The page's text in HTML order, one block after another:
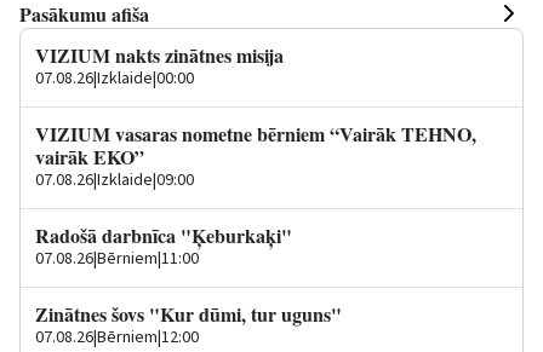
Pasākumu afiša
VIZIUM nakts zinātnes misija
07.08.26|Izklaide|00:00
VIZIUM vasaras nometne bērniem “Vairāk TEHNO,
vairāk EKO”
07.08.26|Izklaide|09:00
Radošā darbnīca "Ķeburkaķi"
07.08.26|Bērniem|11:00
Zinātnes šovs "Kur dūmi, tur uguns"
07.08.26|Bērniem|12:00